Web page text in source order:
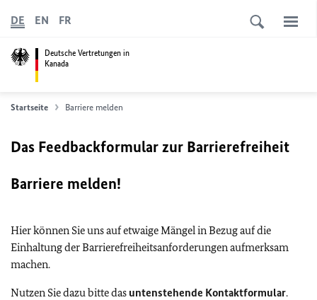
Deutsche Vertretungen in
Kanada
DE EN FR
Startseite Barriere melden
Das Feedbackformular zur Barrierefreiheit
Barriere melden!
Hier können Sie uns auf etwaige Mängel in Bezug auf die
Einhaltung der Barrierefreiheitsanforderungen aufmerksam
machen.
Nutzen Sie dazu bitte das untenstehende Kontaktformular.